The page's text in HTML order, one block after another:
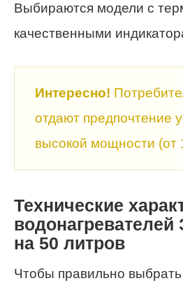
Выбираются модели с
качественными
Интересно!
отдают предпочтение
высокой мощности (от
Технические
водонагревателей
на 50 литров
Чтобы правильно